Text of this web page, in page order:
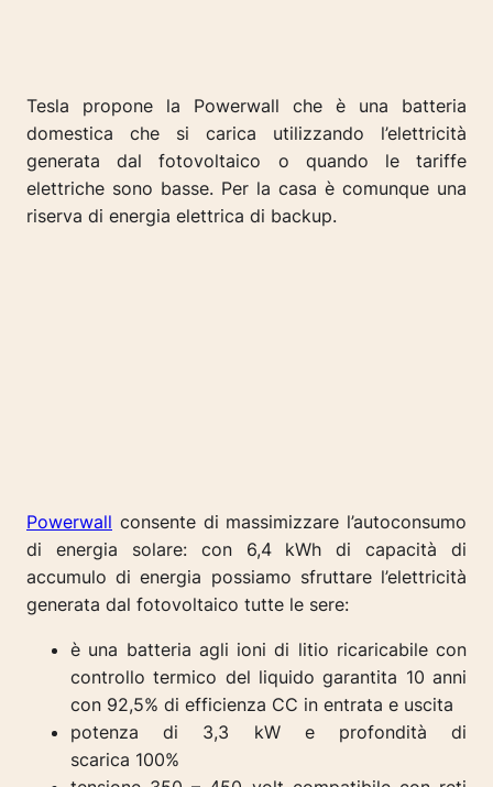
Tesla propone la Powerwall che è una batteria
domestica che si carica utilizzando l’elettricità
generata dal fotovoltaico o quando le tariffe
elettriche sono basse. Per la casa è comunque una
riserva di energia elettrica di backup.
Powerwall consente di massimizzare l’autoconsumo
di energia solare: con 6,4 kWh di capacità di
accumulo di energia possiamo sfruttare l’elettricità
generata dal fotovoltaico tutte le sere:
è una batteria agli ioni di litio ricaricabile con
controllo termico del liquido garantita 10 anni
con 92,5% di efficienza CC in entrata e uscita
potenza di 3,3 kW e profondità di
scarica 100%